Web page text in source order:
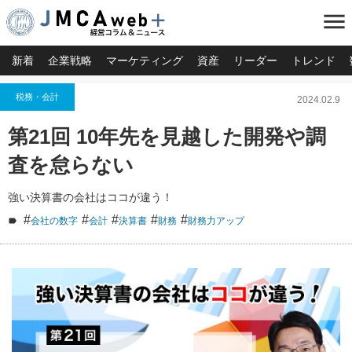
menu
新着 企業戦略 マーケティング 資産 リーダー トレンド
税務・会計 2024.02.9
第21回 10年先を見越した開発や調
査を怠らない
強い決算書の会社はココが違う！
#会社の数字 #会計 #決算書 #財務 #財務力アップ